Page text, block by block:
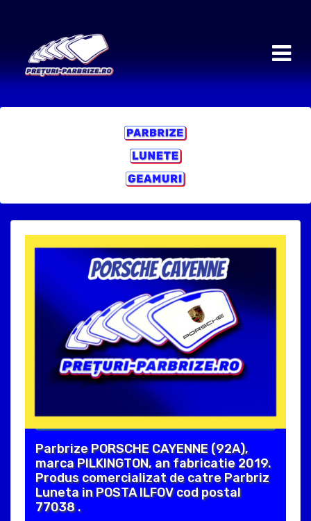
Parbrize PORSCHE CAYENNE (92A),
marca PILKINGTON, an fabricatie 2019.
Produs comercializat de catre Parbriz
Luneta in POSTA ILFOV cod postal
77038 .